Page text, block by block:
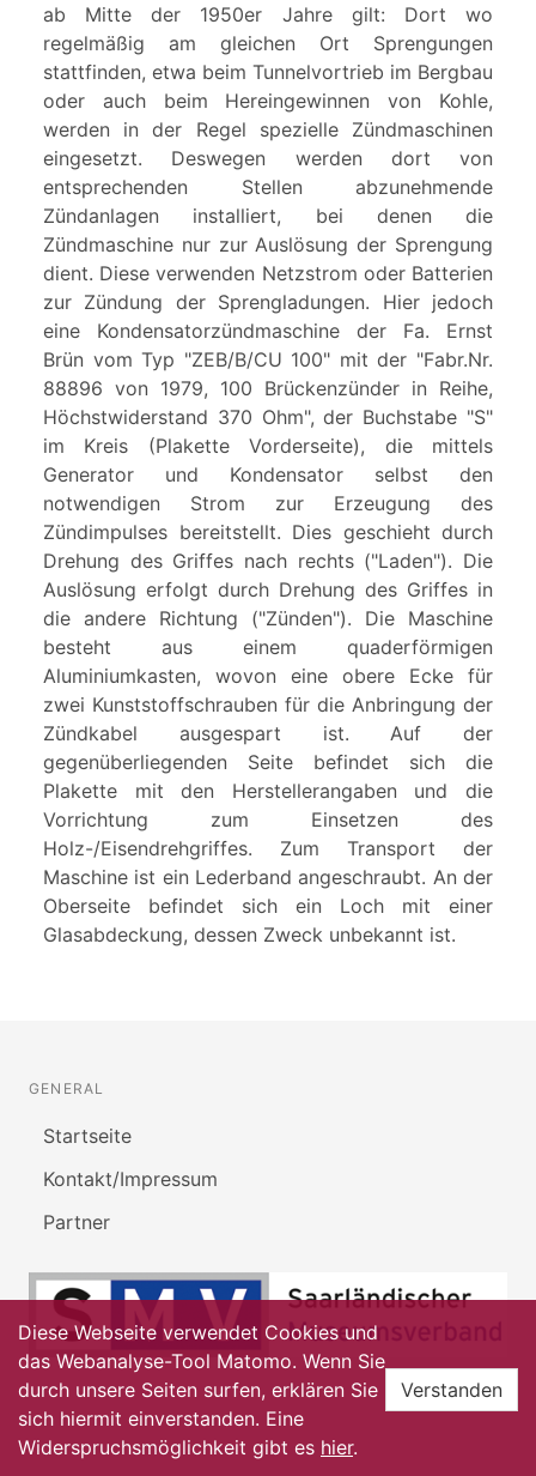
ab Mitte der 1950er Jahre gilt: Dort wo
regelmäßig am gleichen Ort Sprengungen
stattfinden, etwa beim Tunnelvortrieb im Bergbau
oder auch beim Hereingewinnen von Kohle,
werden in der Regel spezielle Zündmaschinen
eingesetzt. Deswegen werden dort von
entsprechenden Stellen abzunehmende
Zündanlagen installiert, bei denen die
Zündmaschine nur zur Auslösung der Sprengung
dient. Diese verwenden Netzstrom oder Batterien
zur Zündung der Sprengladungen. Hier jedoch
eine Kondensatorzündmaschine der Fa. Ernst
Brün vom Typ "ZEB/B/CU 100" mit der "Fabr.Nr.
88896 von 1979, 100 Brückenzünder in Reihe,
Höchstwiderstand 370 Ohm", der Buchstabe "S"
im Kreis (Plakette Vorderseite), die mittels
Generator und Kondensator selbst den
notwendigen Strom zur Erzeugung des
Zündimpulses bereitstellt. Dies geschieht durch
Drehung des Griffes nach rechts ("Laden"). Die
Auslösung erfolgt durch Drehung des Griffes in
die andere Richtung ("Zünden"). Die Maschine
besteht aus einem quaderförmigen
Aluminiumkasten, wovon eine obere Ecke für
zwei Kunststoffschrauben für die Anbringung der
Zündkabel ausgespart ist. Auf der
gegenüberliegenden Seite befindet sich die
Plakette mit den Herstellerangaben und die
Vorrichtung zum Einsetzen des
Holz-/Eisendrehgriffes. Zum Transport der
Maschine ist ein Lederband angeschraubt. An der
Oberseite befindet sich ein Loch mit einer
Glasabdeckung, dessen Zweck unbekannt ist.
GENERAL
Startseite
Kontakt/Impressum
Partner
Diese Webseite verwendet Cookies und
das Webanalyse-Tool Matomo. Wenn Sie
durch unsere Seiten surfen, erklären Sie
sich hiermit einverstanden. Eine
Widerspruchsmöglichkeit gibt es hier.
Verstanden